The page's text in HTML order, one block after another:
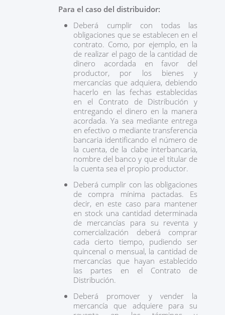
Para el caso del distribuidor:
Deberá cumplir con todas las
obligaciones que se establecen en el
contrato. Como, por ejemplo, en la
de realizar el pago de la cantidad de
dinero acordada en favor del
productor, por los bienes y
mercancías que adquiera, debiendo
hacerlo en las fechas establecidas
en el Contrato de Distribución y
entregando el dinero en la manera
acordada. Ya sea mediante entrega
en efectivo o mediante transferencia
bancaria identificando el número de
la cuenta, de la clabe interbancaria,
nombre del banco y que el titular de
la cuenta sea el propio productor.
Deberá cumplir con las obligaciones
de compra mínima pactadas. Es
decir, en este caso para mantener
en stock una cantidad determinada
de mercancías para su reventa y
comercialización deberá comprar
cada cierto tiempo, pudiendo ser
quincenal o mensual, la cantidad de
mercancías que hayan establecido
las partes en el Contrato de
Distribución.
Deberá promover y vender la
mercancía que adquiere para su